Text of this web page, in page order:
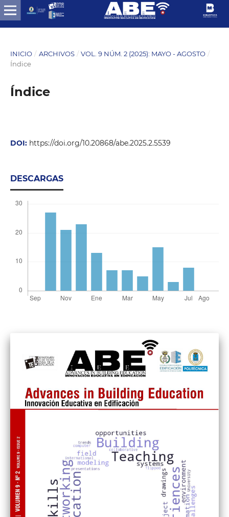
INICIO / ARCHIVOS / VOL. 9 NÚM. 2 (2025): MAYO - AGOSTO /
Índice
Índice
DOI: https://doi.org/10.20868/abe.2025.2.5539
DESCARGAS